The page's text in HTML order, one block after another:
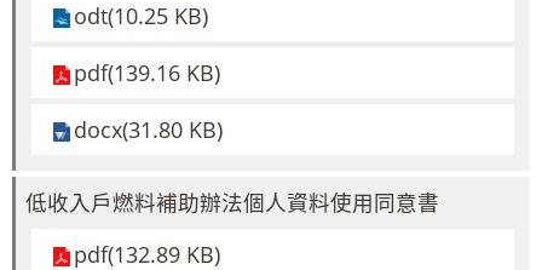
odt(10.25 KB)
pdf(139.16 KB)
docx(31.80 KB)
低收入戶燃料補助辦法個人資料使用同意書
pdf(132.89 KB)